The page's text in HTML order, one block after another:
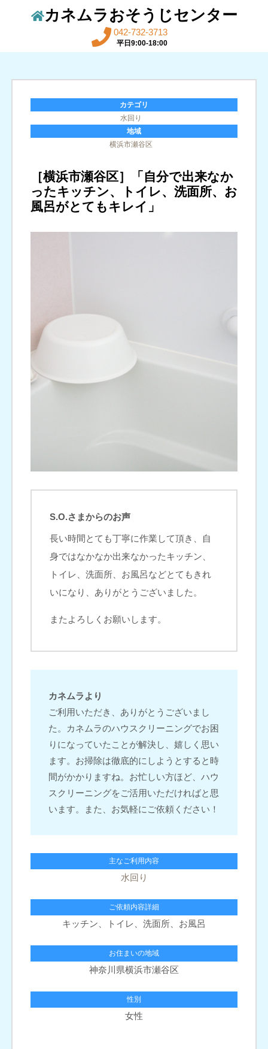
カネムラおそうじセンター
042-732-3713
平日9:00-18:00
カテゴリ
水回り
地域
横浜市瀬谷区
［横浜市瀬谷区］「自分で出来なか
ったキッチン、トイレ、洗面所、お
風呂がとてもキレイ」
S.O.さまからのお声
長い時間とても丁寧に作業して頂き、自
身ではなかなか出来なかったキッチン、
トイレ、洗面所、お風呂などとてもきれ
いになり、ありがとうございました。
またよろしくお願いします。
カネムラより
ご利用いただき、ありがとうございまし
た。カネムラのハウスクリーニングでお困
りになっていたことが解決し、嬉しく思い
ます。お掃除は徹底的にしようとすると時
間がかかりますね。お忙しい方ほど、ハウ
スクリーニングをご活用いただければと思
います。また、お気軽にご依頼ください！
主なご利用内容
水回り
ご依頼内容詳細
キッチン、トイレ、洗面所、お風呂
お住まいの地域
神奈川県横浜市瀬谷区
性別
女性